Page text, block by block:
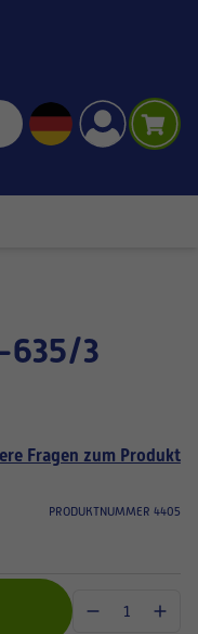
Fragen zum Produkt
PRODUKTNUMMER 4405